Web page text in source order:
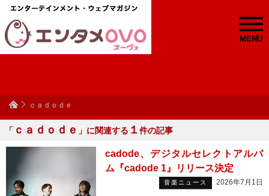
MENU
ｃａｄｏｄｅ
「 ｃａｄｏｄｅ 」に関連する １ 件の記事
cadode、デジタルセレクトアルバ
ム『cadode 1』リリース決定
音楽ニュース 2026年7月1日